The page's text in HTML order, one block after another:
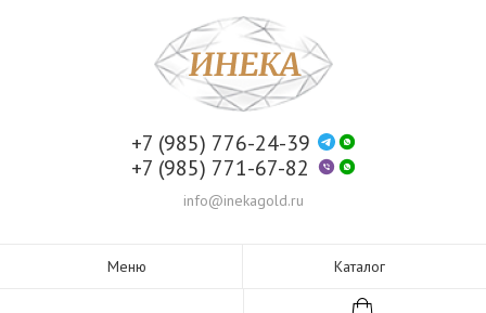
+7 (985) 776-24-39
+7 (985) 771-67-82
info@inekagold.ru
Меню Каталог